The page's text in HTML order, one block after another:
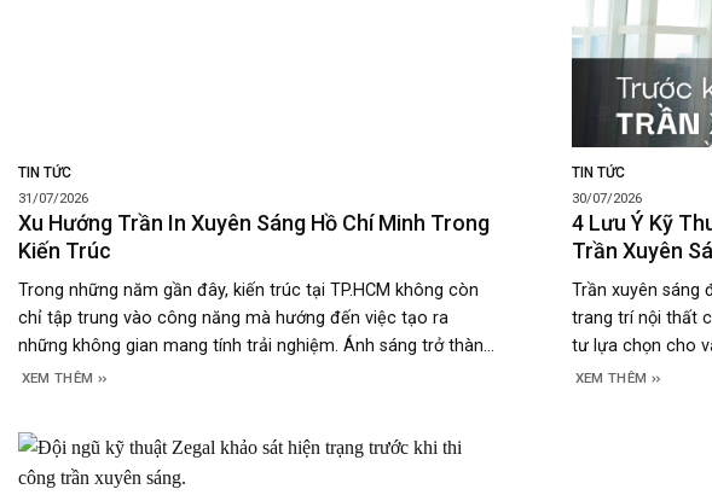
TIN TỨC
31/07/2026
Xu Hướng Trần In Xuyên Sáng Hồ Chí Minh Trong
Kiến Trúc
Trong những năm gần đây, kiến trúc tại TP.HCM không còn
chỉ tập trung vào công năng mà hướng đến việc tạo ra
những không gian mang tính trải nghiệm. Ánh sáng trở thành
một yếu tố thiết kế quan trọng, góp phần định hình cảm xúc,
XEM THÊM
TIN TỨC
30/07/2026
4 Lưu Ý Kỹ
Trần Xuyên
Trần xuyên sáng
trang trí nội thất
tư lựa chọn cho
nhà hàng và
XEM THÊM